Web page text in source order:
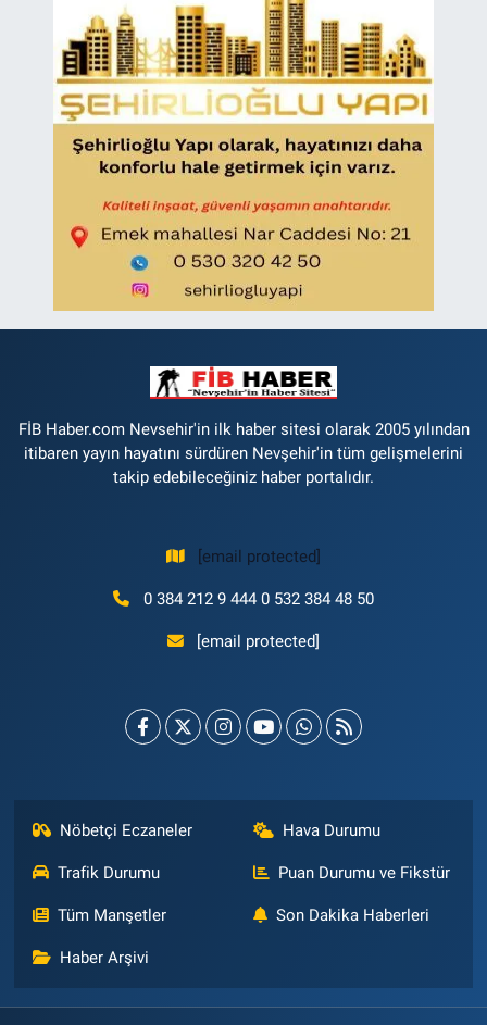
FİB Haber.com Nevsehir'in ilk haber sitesi olarak 2005 yılından
itibaren yayın hayatını sürdüren Nevşehir'in tüm gelişmelerini
takip edebileceğiniz haber portalıdır.
[email protected]
0 384 212 9 444 0 532 384 48 50
[email protected]
Nöbetçi Eczaneler Hava Durumu
Trafik Durumu Puan Durumu ve Fikstür
Tüm Manşetler Son Dakika Haberleri
Haber Arşivi